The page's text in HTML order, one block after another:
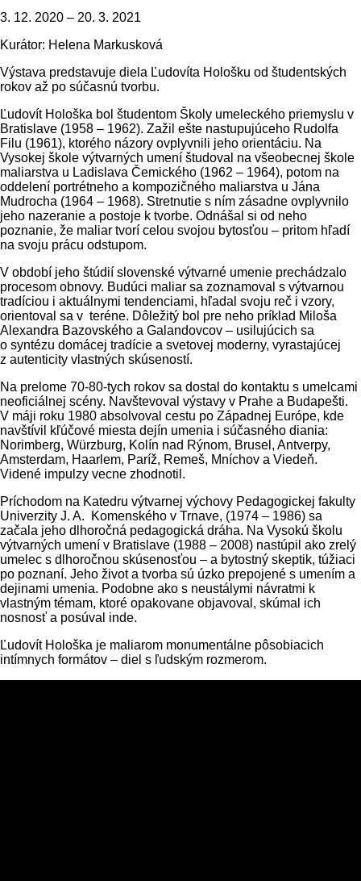
3. 12. 2020 – 20. 3. 2021
Kurátor: Helena Markusková
Výstava predstavuje diela Ľudovíta Hološku od študentských
rokov až po súčasnú tvorbu.
Ľudovít Hološka bol študentom Školy umeleckého priemyslu v
Bratislave (1958 – 1962). Zažil ešte nastupujúceho Rudolfa
Filu (1961), ktorého názory ovplyvnili jeho orientáciu. Na
Vysokej škole výtvarných umení študoval na všeobecnej škole
maliarstva u Ladislava Čemického (1962 – 1964), potom na
oddelení portrétneho a kompozičného maliarstva u Jána
Mudrocha (1964 – 1968). Stretnutie s ním zásadne ovplyvnilo
jeho nazeranie a postoje k tvorbe. Odnášal si od neho
poznanie, že maliar tvorí celou svojou bytosťou – pritom hľadí
na svoju prácu odstupom.
V období jeho štúdií slovenské výtvarné umenie prechádzalo
procesom obnovy. Budúci maliar sa zoznamoval s výtvarnou
tradíciou i aktuálnymi tendenciami, hľadal svoju reč i vzory,
orientoval sa v teréne. Dôležitý bol pre neho príklad Miloša
Alexandra Bazovského a Galandovcov – usilujúcich sa
o syntézu domácej tradície a svetovej moderny, vyrastajúcej
z autenticity vlastných skúseností.
Na prelome 70-80-tych rokov sa dostal do kontaktu s umelcami
neoficiálnej scény. Navštevoval výstavy v Prahe a Budapešti.
V máji roku 1980 absolvoval cestu po Západnej Európe, kde
navštívil kľúčové miesta dejín umenia i súčasného diania:
Norimberg, Würzburg, Kolín nad Rýnom, Brusel, Antverpy,
Amsterdam, Haarlem, Paríž, Remeš, Mníchov a Viedeň.
Videné impulzy vecne zhodnotil.
Príchodom na Katedru výtvarnej výchovy Pedagogickej fakulty
Univerzity J. A. Komenského v Trnave, (1974 – 1986) sa
začala jeho dlhoročná pedagogická dráha. Na Vysokú školu
výtvarných umení v Bratislave (1988 – 2008) nastúpil ako zrelý
umelec s dlhoročnou skúsenosťou – a bytostný skeptik, túžiaci
po poznaní. Jeho život a tvorba sú úzko prepojené s umením a
dejinami umenia. Podobne ako s neustálymi návratmi k
vlastným témam, ktoré opakovane objavoval, skúmal ich
nosnosť a posúval inde.
Ľudovít Hološka je maliarom monumentálne pôsobiacich
intímnych formátov – diel s ľudským rozmerom.